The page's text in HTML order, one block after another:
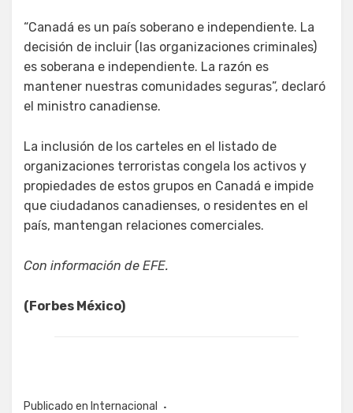
“Canadá es un país soberano e independiente. La
decisión de incluir (las organizaciones criminales)
es soberana e independiente. La razón es
mantener nuestras comunidades seguras”, declaró
el ministro canadiense.
La inclusión de los carteles en el listado de
organizaciones terroristas congela los activos y
propiedades de estos grupos en Canadá e impide
que ciudadanos canadienses, o residentes en el
país, mantengan relaciones comerciales.
Con información de EFE.
(Forbes México)
Publicado en Internacional